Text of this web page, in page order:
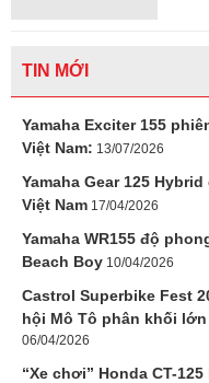
TIN MỚI
Yamaha Exciter 155
Việt Nam: 13/07/2026
Yamaha Gear 125
Việt Nam 17/04/2026
Yamaha WR155 độ
Beach Boy 10/04/2026
Castrol Superbike Fest
hội Mô Tô phân khối
06/04/2026
“Xe chơi” Honda CT-